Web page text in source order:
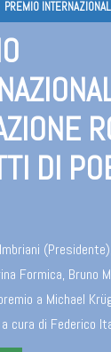
PREMIO
DI
Formica, Bruno
a Michael
cura di Federico